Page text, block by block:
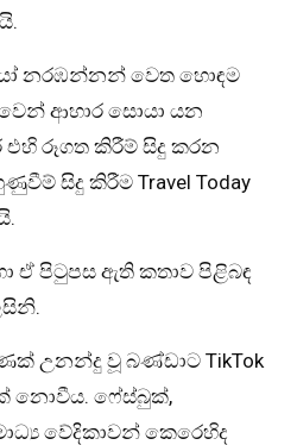
නරඹන්නන් වෙත හොඳම
ආහාර සොයා යන
එහි රූගත කිරීම් සිදු කරන
සිදු කිරීම Travel Today
ඒ පිටුපස ඇති කතාව පිළිබඳ
උනන්දු වූ බණ්ඩාට TikTok
නොවීය. ෆේස්බුක්,
වේදිකාවන් කෙරෙහිද